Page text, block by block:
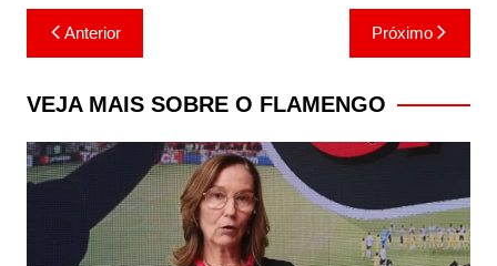
Navegação
de
Post
Anterior Próximo
VEJA MAIS SOBRE O FLAMENGO